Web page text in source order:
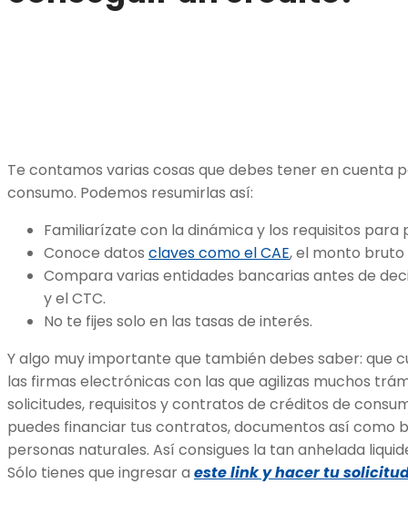
Te contamos varias cosas que debes tener en cuenta
consumo. Podemos resumirlas así:
Familiarízate con la dinámica y los requisitos para
Conoce datos claves como el CAE, el monto
Compara varias entidades bancarias antes de
y el CTC.
No te fijes solo en las tasas de interés.
Y algo muy importante que también debes saber: que
las firmas electrónicas con las que agilizas muchos
solicitudes, requisitos y contratos de créditos de
puedes financiar tus contratos, documentos así como
personas naturales. Así consigues la tan anhelada
Sólo tienes que ingresar a este link y hacer tu